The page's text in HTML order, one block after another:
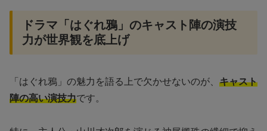
ドラマ「はぐれ鴉」のキャスト陣の演技
力が世界観を底上げ
「はぐれ鴉」の魅力を語る上で欠かせないのが、 キャスト
陣の高い演技力です。